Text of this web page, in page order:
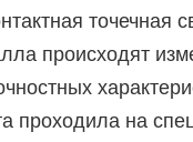
точечная
происходят
проходила на